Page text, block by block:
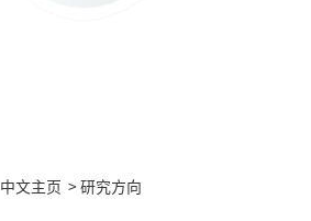
中文主页 > 研究方向